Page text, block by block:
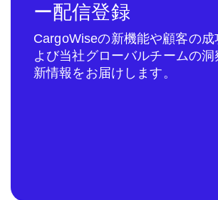
ー配信登録
CargoWiseの新機能や顧客の成
よび当社グローバルチームの
新情報をお届けします。